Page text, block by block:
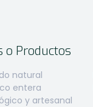
o Productos
natural
entera
y artesanal